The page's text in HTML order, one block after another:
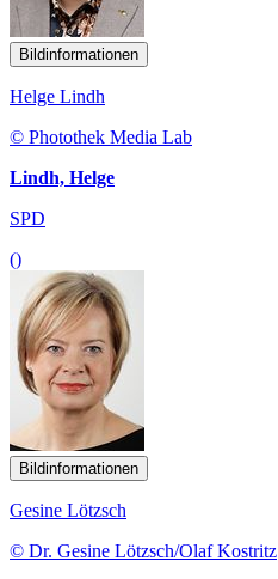
Bildinformationen
Helge Lindh
© Photothek Media Lab
Lindh, Helge
SPD
()
Bildinformationen
Gesine Lötzsch
© Dr. Gesine Lötzsch/Olaf Kostritz